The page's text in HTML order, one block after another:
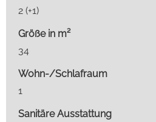
2 (+1)
Größe in m²
34
Wohn-/Schlafraum
1
Sanitäre Ausstattung